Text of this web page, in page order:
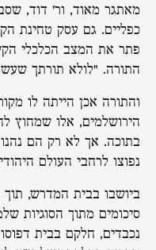
מאתגר מאוד, ור' דוד,
כפליים. גם עסק טחינת
פתר את המצב הכלכלי
התורה. "לולא תורתך
והתורה אכן הייתה לו
הירושלמים, אלו שמחוץ
בתוכה. אך לא רק הם
נפוצו לרחבי העולם
ביושבו בבית המדרש, תוך
סיכומים מתוך הסוגיות
נכבדים, חלקם בבית